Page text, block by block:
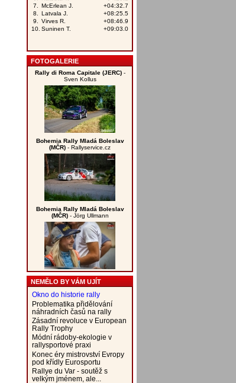
FOTOGALERIE
Rally di Roma Capitale (JERC)-
Sven Kollus
Bohemia Rally Mladá Boleslav
(MČR) - Rallyservice.cz
Bohemia Rally Mladá Boleslav
(MČR)- Jörg Ullmann
NEMĚLO BY VÁM UJÍT
Okno do historie rally
Problematika přidělování
náhradních časů na rally
Zásadní revoluce v European
Rally Trophy
Módní rádoby-ekologie v
rallysportové praxi
Konec éry mistrovství Evropy
pod křídly Eurosportu
Rallye du Var - soutěž s
velkým jménem, ale...